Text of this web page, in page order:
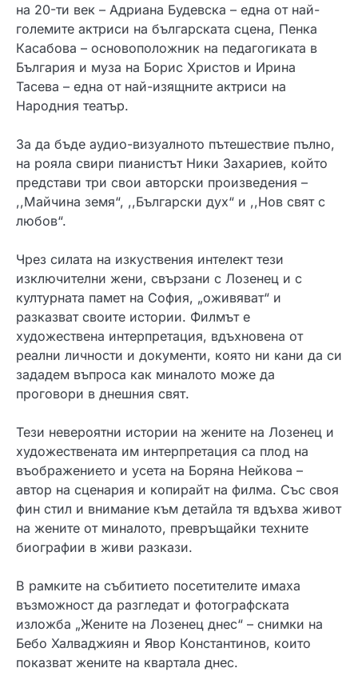
на 20-ти век – Адриана Будевска – една от най-
големите актриси на българската сцена, Пенка
Касабова – основоположник на педагогиката в
България и муза на Борис Христов и Ирина
Тасева – една от най-изящните актриси на
Народния театър.
За да бъде аудио-визуалното пътешествие пълно,
на рояла свири пианистът Ники Захариев, който
представи три свои авторски произведения –
,,Майчина земя“, ,,Български дух“ и ,,Нов свят с
любов“.
Чрез силата на изкуствения интелект тези
изключителни жени, свързани с Лозенец и с
културната памет на София, „оживяват“ и
разказват своите истории. Филмът е
художествена интерпретация, вдъхновена от
реални личности и документи, която ни кани да си
зададем въпроса как миналото може да
проговори в днешния свят.
Тези невероятни истории на жените на Лозенец и
художествената им интерпретация са плод на
въображението и усета на Боряна Нейковa –
автор на сценария и копирайт на филма. Със своя
фин стил и внимание към детайла тя вдъхва живот
на жените от миналото, превръщайки техните
биографии в живи разкази.
В рамките на събитието посетителите имаха
възможност да разгледат и фотографската
изложба „Жените на Лозенец днес“ – снимки на
Бебо Халваджиян и Явор Константинов, които
показват жените на квартала днес.